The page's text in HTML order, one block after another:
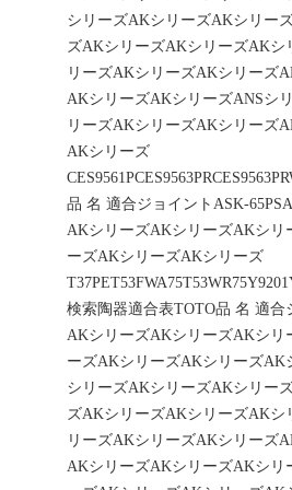
シリーズAKシリーズAKシリー
ズAKシリーズAKシリーズAK
リーズAKシリーズAKシリーズ
AKシリーズAKシリーズANSシ
リーズAKシリーズAKシリーズ
AKシリーズ
品 名 適合ジョイントASK-
AKシリーズAKシリーズAKシリ
ーズAKシリーズAKシリーズ
検索陶器適合表TOTO品 名 適
AKシリーズAKシリーズAKシリ
ーズAKシリーズAKシリーズ
シリーズAKシリーズAKシリー
ズAKシリーズAKシリーズAK
リーズAKシリーズAKシリーズ
AKシリーズAKシリーズAKシリ